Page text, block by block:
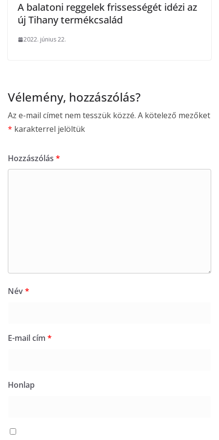
A balatoni reggelek frissességét idézi az
új Tihany termékcsalád
2022. június 22.
Vélemény, hozzászólás?
Az e-mail címet nem tesszük közzé. A kötelező mezőket
* karakterrel jelöltük
Hozzászólás *
Név*
E-mail cím *
Honlap